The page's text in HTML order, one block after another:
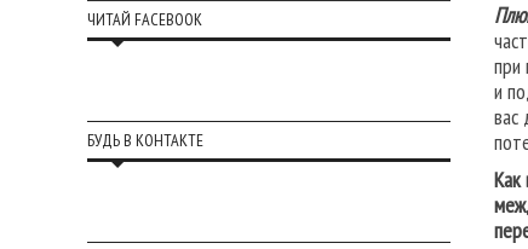
при
и
вас
Как
ЧИТАЙ FACEBOOK
БУДЬ В КОНТАКТЕ